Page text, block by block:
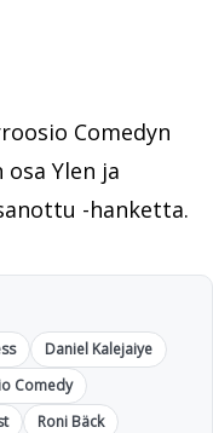
Comedyn
Ylen ja
-hanketta.
Daniel Kalejaiye
Comedy
Roni Bäck